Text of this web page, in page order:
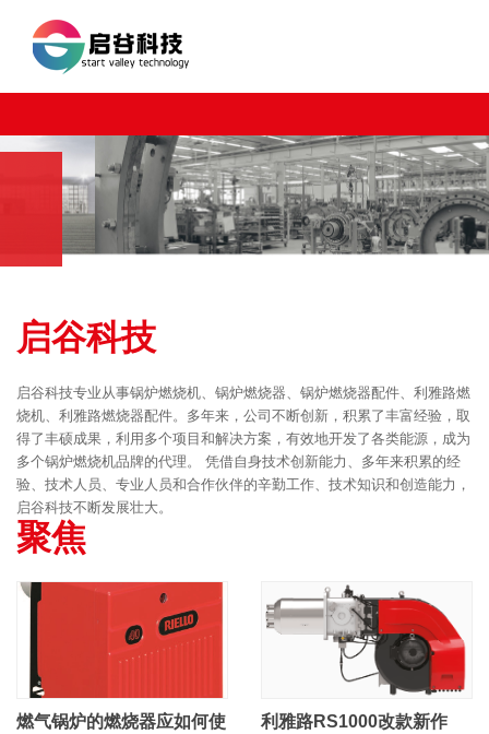
全球领先
在燃烧器业务中
凭借多年的燃烧器研发经验，Riello 在燃烧器的生产中处于领
启谷科技
启谷科技专业从事锅炉燃烧机、锅炉燃烧器、锅炉燃烧器配件、利雅路燃
烧机、利雅路燃烧器配件。多年来，公司不断创新，积累了丰富经验，取
得了丰硕成果，利用多个项目和解决方案，有效地开发了各类能源，成为
多个锅炉燃烧机品牌的代理。 凭借自身技术创新能力、多年来积累的经
验、技术人员、专业人员和合作伙伴的辛勤工作、技术知识和创造能力，
启谷科技不断发展壮大。
聚焦
燃气锅炉的燃烧器应如何使
利雅路RS1000改款新作